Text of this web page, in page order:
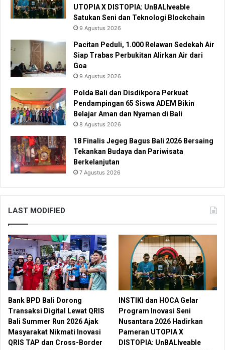
UTOPIA X DISTOPIA: UnBALIveable
Satukan Seni dan Teknologi Blockchain
9 Agustus 2026
Pacitan Peduli, 1.000 Relawan Sedekah Air
Siap Trabas Perbukitan Alirkan Air dari
Goa
9 Agustus 2026
Polda Bali dan Disdikpora Perkuat
Pendampingan 65 Siswa ADEM Bikin
Belajar Aman dan Nyaman di Bali
8 Agustus 2026
18 Finalis Jegeg Bagus Bali 2026 Bersaing
Tekankan Budaya dan Pariwisata
Berkelanjutan
7 Agustus 2026
LAST MODIFIED
Bank BPD Bali Dorong
Transaksi Digital Lewat QRIS
Bali Summer Run 2026 Ajak
Masyarakat Nikmati Inovasi
QRIS TAP dan Cross-Border
INSTIKI dan HOCA Gelar
Program Inovasi Seni
Nusantara 2026 Hadirkan
Pameran UTOPIA X
DISTOPIA: UnBALIveable